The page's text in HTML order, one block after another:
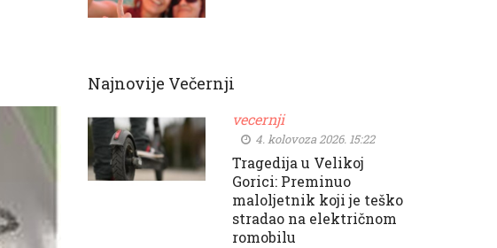
Najnovije Večernji
vecernji
4. kolovoza 2026. 15:22
Tragedija u Velikoj
Gorici: Preminuo
maloljetnik koji je teško
stradao na električnom
romobilu